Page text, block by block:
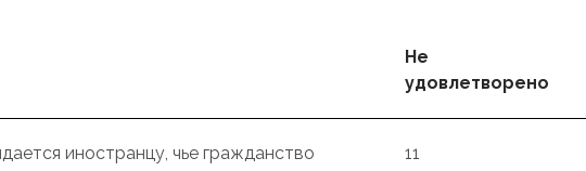
Не
удовлетворено
иностранцу, чье гражданство
11